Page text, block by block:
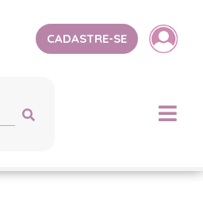
CADASTRE-SE